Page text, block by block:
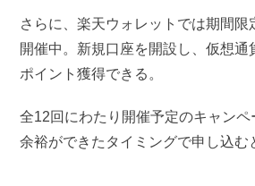
さらに、楽天ウォレットでは期間限
開催中。新規口座を開設し、仮想通
ポイント獲得できる。
全12回にわたり開催予定のキャンペ
余裕ができたタイミングで申し込む